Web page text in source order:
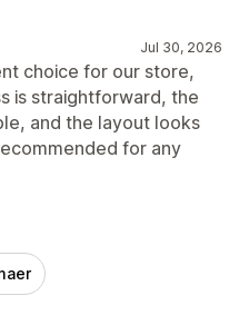
Jul 30, 2026
choice for our store,
is straightforward, the
and the layout looks
for any